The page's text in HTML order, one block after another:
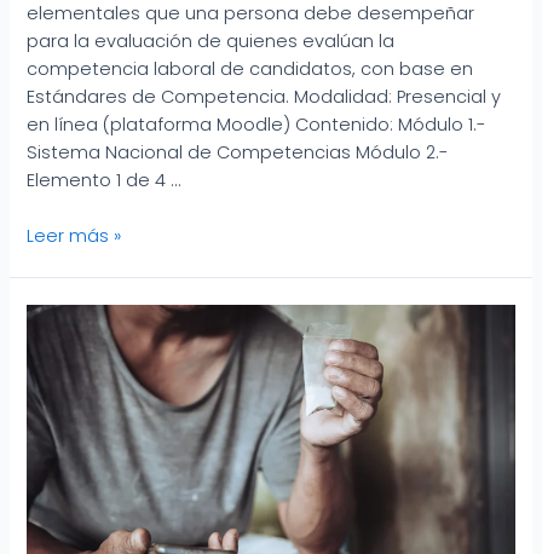
elementales que una persona debe desempeñar
para la evaluación de quienes evalúan la
competencia laboral de candidatos, con base en
Estándares de Competencia. Modalidad: Presencial y
en línea (plataforma Moodle) Contenido: Módulo 1.-
Sistema Nacional de Competencias Módulo 2.-
Elemento 1 de 4 …
Leer más »